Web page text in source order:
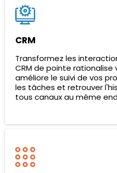
CRM
Transformez les
CRM de pointe
améliore le suivi de vos
les tâches et retrouver
tous canaux au même